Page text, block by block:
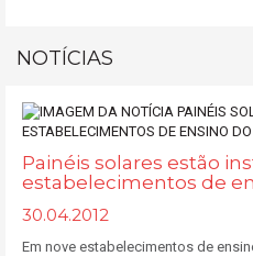
NOTÍCIAS
Painéis solares estão
estabelecimentos de
30.04.2012
Em nove estabelecimentos de